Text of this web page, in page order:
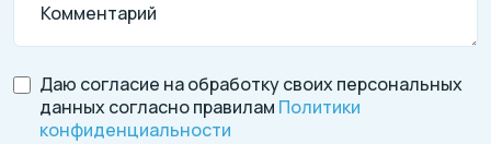
Комментарий
Даю согласие на обработку своих персональных
данных согласно правилам Политики
конфиденциальности